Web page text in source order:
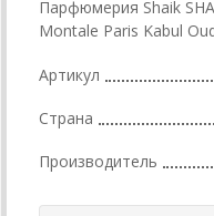
Парфюмерия Shaik
Montale Paris Kabul
Артикул
Страна
Производитель